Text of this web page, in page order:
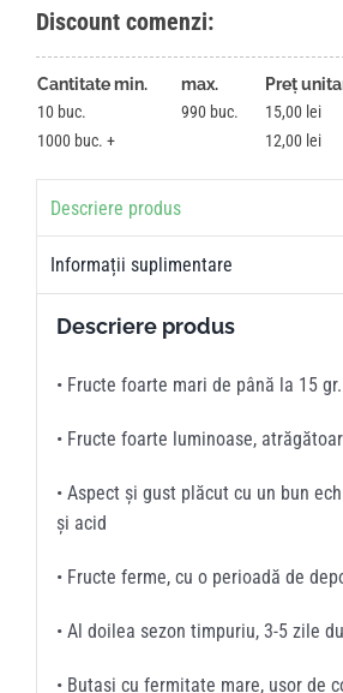
Discount comenzi:
Cantitate min. max.
Preț
10
990 15,00 lei
1000
12,00 lei
Descriere produs
Informații suplimentare
Descriere produs
• Fructe foarte mari de până la 15 gr.
• Fructe foarte luminoase,
• Aspect și gust plăcut cu un bun
și acid
• Fructe ferme, cu o perioadă de
• Al doilea sezon timpuriu, 3-5 zile
• Butași cu fermitate mare, ușor de